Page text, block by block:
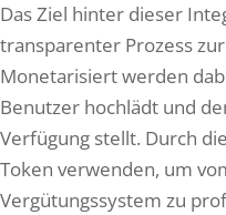
Das Ziel hinter dieser
transparenter Prozess
Monetarisiert werden
Benutzer hochlädt und
Verfügung stellt. Durch
Token verwenden, um
Vergütungssystem zu